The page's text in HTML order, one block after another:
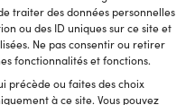
traiter des données personnelles
ou des ID uniques sur ce site et
Ne pas consentir ou retirer
fonctionnalités et fonctions.
précède ou faites des choix
à ce site. Vous pouvez
Feu de navigation combiné
pour montage sur pont Den
Haan, 25 W, 12 – 24 V,
112.5°/112.5°/135°, plastique